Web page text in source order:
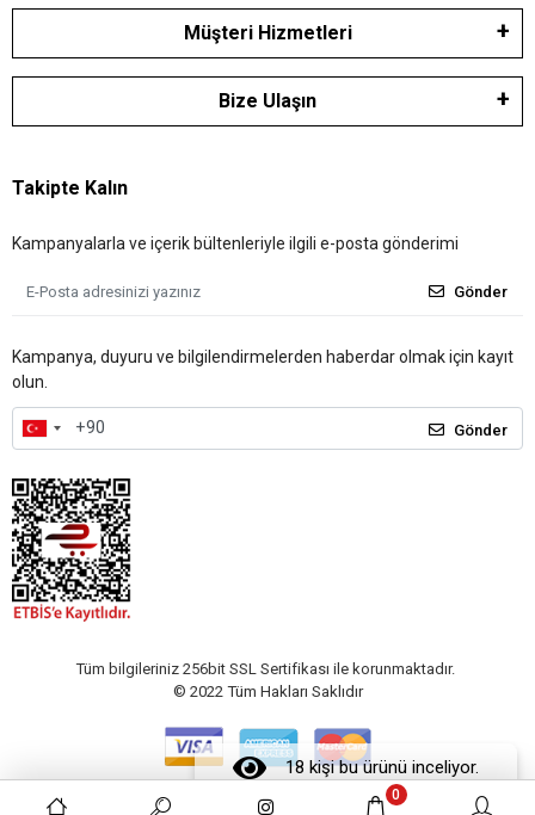
18 kişi bu ürünü inceliyor.
Müşteri Hizmetleri
Bize Ulaşın
Takipte Kalın
Kampanyalarla ve içerik bültenleriyle ilgili e-posta gönderimi
Gönder
Kampanya, duyuru ve bilgilendirmelerden haberdar olmak için kayıt
olun.
Gönder
Tüm bilgileriniz 256bit SSL Sertifikası ile korunmaktadır.
© 2022 Tüm Hakları Saklıdır
0